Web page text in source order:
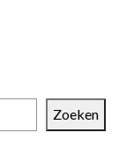
Zoeken